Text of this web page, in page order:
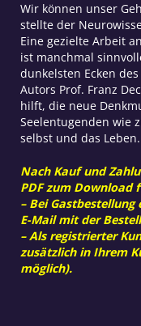
Wir können unser
stellte der
Eine gezielte Arbeit
ist manchmal
dunkelsten Ecken
Autors Prof. Franz
hilft, die neue
Seelentugenden wie
selbst und das Leben.
Nach Kauf und
PDF zum Download
– Bei
E-Mail mit der
– Als registrierter
zusätzlich in Ihrem
möglich).